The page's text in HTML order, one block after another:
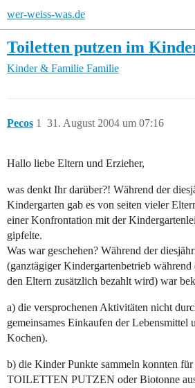
wer-weiss-was.de
Toiletten putzen im
Kinder & Familie Familie
Pecos 31. August 2004 um 07:16
1
Hallo liebe Eltern und Erzieher,
was denkt Ihr darüber?! Während der
Kindergarten gab es von seiten vieler
einer Konfrontation mit der
gipfelte.
Was war geschehen? Während der
(ganztägiger Kindergartenbetrieb
den Eltern zusätzlich bezahlt wird) war
a) die versprochenen Aktivitäten nicht
gemeinsames Einkaufen der Lebensmittel
Kochen).
b) die Kinder Punkte sammeln konnten
TOILETTEN PUTZEN oder Biotonne